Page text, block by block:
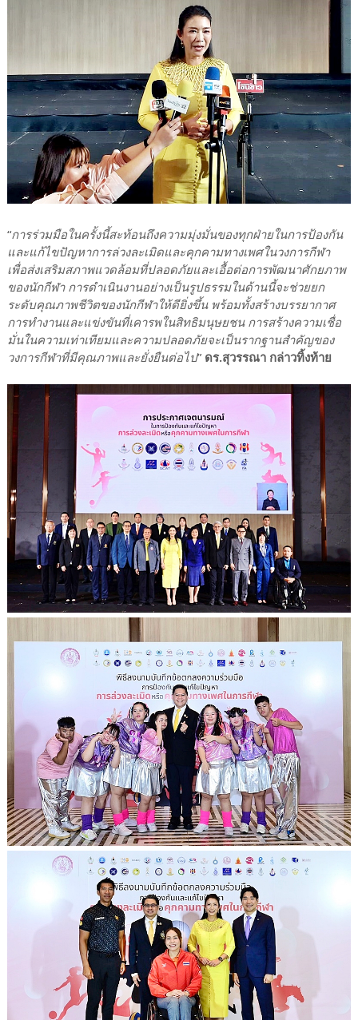
“การร่วมมือในครั้งนี้สะท้อนถึงความมุ่งมั่นของทุกฝ่ายในการป้องกัน
และแก้ไขปัญหาการล่วงละเมิดและคุกคามทางเพศในวงการกีฬา
เพื่อส่งเสริมสภาพแวดล้อมที่ปลอดภัยและเอื้อต่อการพัฒนาศักยภาพ
ของนักกีฬา การดำเนินงานอย่างเป็นรูปธรรมในด้านนี้จะช่วยยก
ระดับคุณภาพชีวิตของนักกีฬาให้ดียิ่งขึ้น พร้อมทั้งสร้างบรรยากาศ
การทำงานและแข่งขันที่เคารพในสิทธิมนุษยชน การสร้างความเชื่อ
มั่นในความเท่าเทียมและความปลอดภัยจะเป็นรากฐานสำคัญของ
วงการกีฬาที่มีคุณภาพและยั่งยืนต่อไป” ดร.สุวรรณา กล่าวทิ้งท้าย